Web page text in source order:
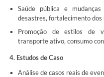
Saúde pública e
desastres, fortalecimento dos
Promoção de estilos de
transporte ativo, consumo
4. Estudos de Caso
Análise de casos reais de